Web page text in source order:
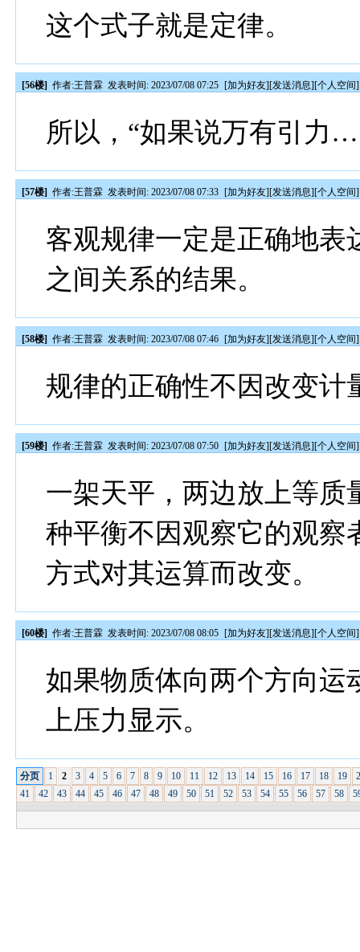
这个式子就是定律。
[56楼] 作者:王普霖 发表时间: 2023/07/08 07:25 [加为好友][发送消息][个人空间]
所以，“如果说万有引力
[57楼] 作者:王普霖 发表时间: 2023/07/08 07:33 [加为好友][发送消息][个人空间]
客观规律一定是正确地表
之间关系的结果。
[58楼] 作者:王普霖 发表时间: 2023/07/08 07:46 [加为好友][发送消息][个人空间]
规律的正确性不因改变计
[59楼] 作者:王普霖 发表时间: 2023/07/08 07:50 [加为好友][发送消息][个人空间]
一架天平，两边放上等质
种平衡不因观察它的观察
方式对其运算而改变。
[60楼] 作者:王普霖 发表时间: 2023/07/08 08:05 [加为好友][发送消息][个人空间]
如果物质体向两个方向运
上压力显示。
分页 1 2 3 4 5 6 7 8 9 10 11 12 13 14 15 16 17 18 19
41
42 43 44 45 46 47 48 49 50 51 52 53 54 55 56 57 58